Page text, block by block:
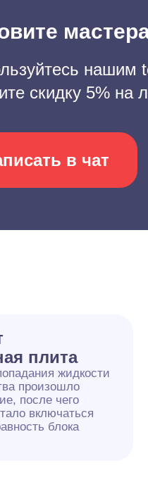
нашим
скидку 5% на
в чат
плита
жидкости
произошло
после чего
включаться
блока